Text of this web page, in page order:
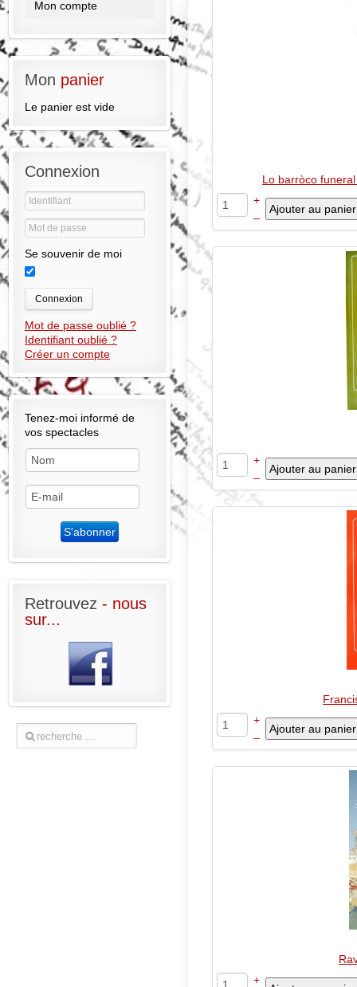
Lo barròco
+
–
+
–
+
–
+
Mon compte
Mon panier
Le panier est vide
Connexion
Se souvenir de moi
Connexion
Mot de passe oublié ?
Identifiant oublié ?
Créer un compte
Tenez-moi informé de
vos spectacles
Retrouvez - nous
sur...